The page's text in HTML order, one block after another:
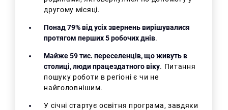
другому місяці.
Понад 79% від усіх звернень вирішувалися
протягом перших 5 робочих днів.
Майже 59 тис. переселенців, що живуть в
столиці, люди працездатного віку. Питання
пошуку роботи в регіоні є чи не
найголовнішим.
У січні стартує освітня програма, завдяки